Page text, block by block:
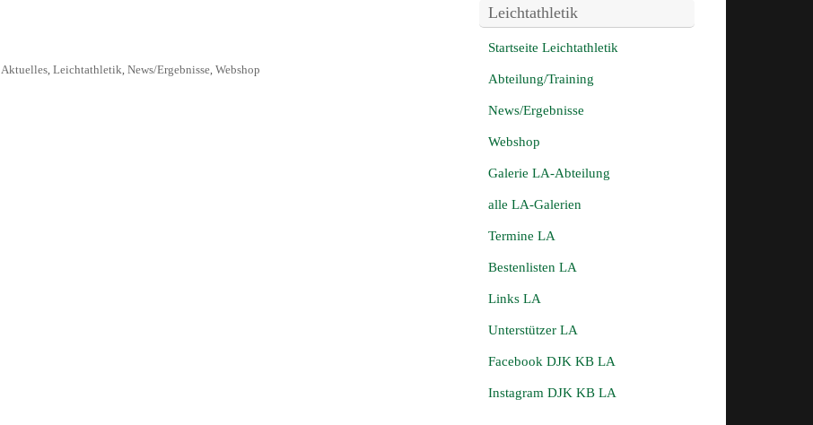
Aktuelles, Leichtathletik, News/Ergebnisse, Webshop
Leichtathletik
Startseite Leichtathletik
Abteilung/Training
News/Ergebnisse
Webshop
Galerie LA-Abteilung
alle LA-Galerien
Termine LA
Bestenlisten LA
Links LA
Unterstützer LA
Facebook DJK KB LA
Instagram DJK KB LA